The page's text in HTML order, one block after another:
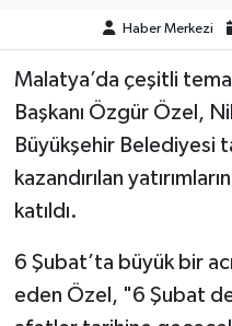
Haber Merkezi
Malatya’da çeşitli
Başkanı Özgür Özel,
Büyükşehir Belediyesi
kazandırılan
katıldı.
6 Şubat’ta büyük bir
eden Özel, "6 Şubat